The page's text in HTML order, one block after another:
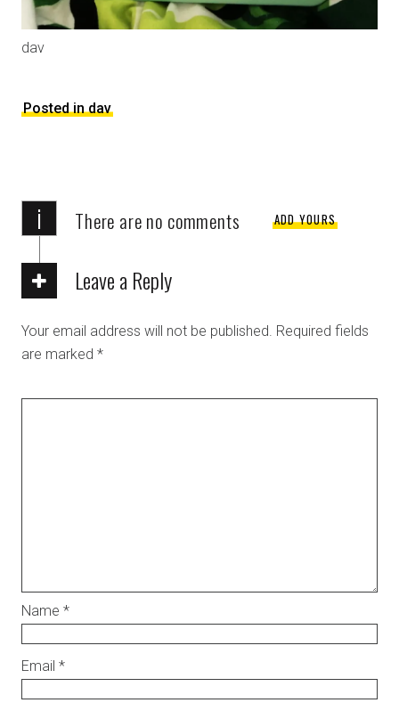
dav
Posted in dav
i There are no comments ADD YOURS
Leave a Reply
Your email address will not be published. Required fields
are marked *
Name *
Email *